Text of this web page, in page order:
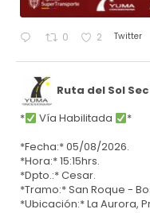
0 2 Twitter
Ruta del Sol
* Vía Habilitada
*
*Fecha:* 05/08/2026.
*Hora:* 15:15hrs.
*Dpto.:* Cesar.
*Tramo:* San Roque -
*Ubicación:* La Aurora,